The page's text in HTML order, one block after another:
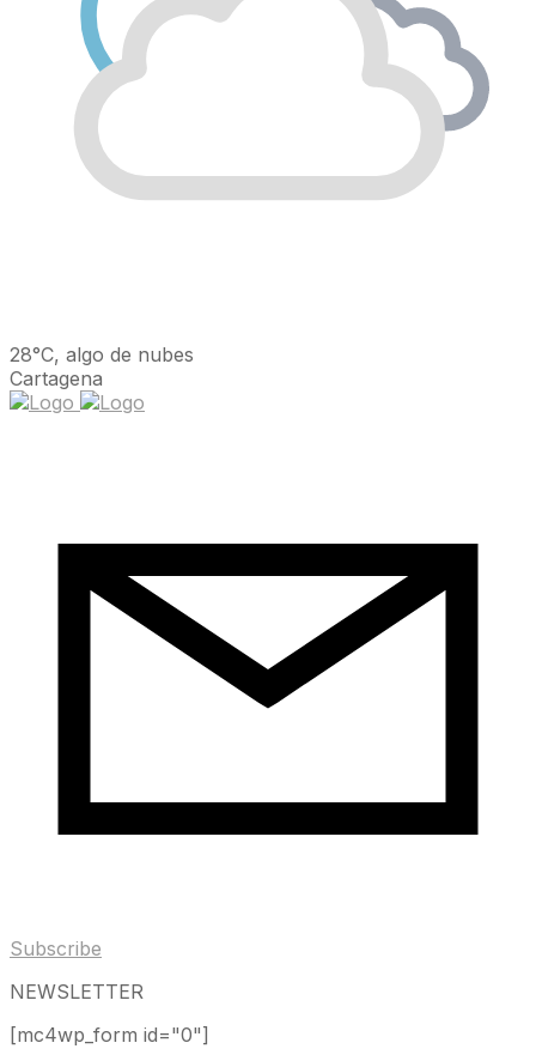
28°C, algo de nubes
Cartagena
Subscribe
NEWSLETTER
[mc4wp_form id="0"]